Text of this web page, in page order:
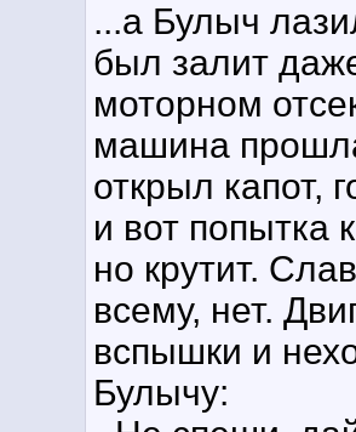
...а Булыч
был залит
моторном
машина
открыл капот,
и вот попытка
но крутит.
всему, нет.
вспышки и
Булычу: